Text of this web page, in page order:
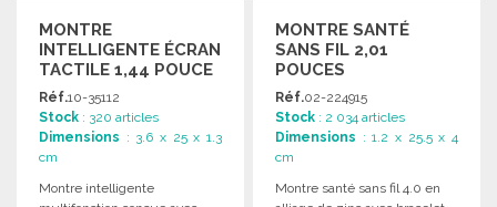
MONTRE
INTELLIGENTE ÉCRAN
TACTILE 1,44 POUCE
Réf.10-35112
Stock : 320 articles
Dimensions : 3.6 x 25 x 1.3
cm
Montre intelligente
MONTRE SANTÉ
SANS FIL 2,01
POUCES
Réf.02-224915
Stock : 2 034 articles
Dimensions : 1.2 x 25.5 x 4
cm
Montre santé sans fil 4.0 en